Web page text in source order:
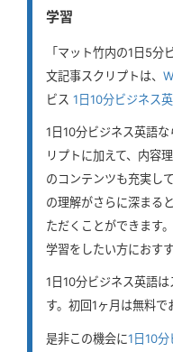
学習
「マット竹内の1日5
文記事スクリプトは、
ビス 1日10分ビジネス
1日10分ビジネス英語
リプトに加えて、内容
のコンテンツも充実し
の理解がさらに深まる
ただくことができます
学習をしたい方におすす
1日10分ビジネス英語
す。初回1ヶ月は無料で
是非この機会に1日10